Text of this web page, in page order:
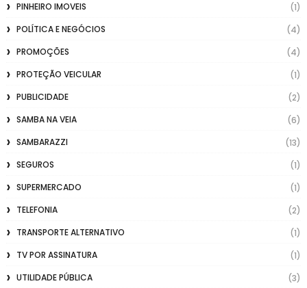
PINHEIRO IMOVEIS
(1)
POLÍTICA E NEGÓCIOS
(4)
PROMOÇÕES
(4)
PROTEÇÃO VEICULAR
(1)
PUBLICIDADE
(2)
SAMBA NA VEIA
(6)
SAMBARAZZI
(13)
SEGUROS
(1)
SUPERMERCADO
(1)
TELEFONIA
(2)
TRANSPORTE ALTERNATIVO
(1)
TV POR ASSINATURA
(1)
UTILIDADE PÚBLICA
(3)